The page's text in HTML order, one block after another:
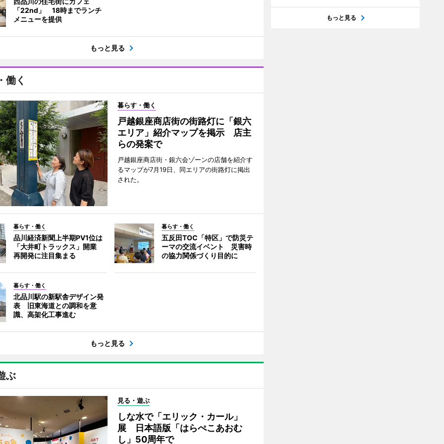
「22nd」 18時までランチ
メニューを提供
もっと見る
働く
暮らす・働く
戸越銀座商店街の街路灯に「銀六
エリア」紹介マップを掲示 店主
らの発案で
戸越銀座商店街・銀六会ゾーンの店舗を紹介す
るマップが7月19日、同エリアの街路灯に掲出
された。
暮らす・働く
品川経済新聞上半期PV1位は
「大井町トラックス」開業
再開発に注目集まる
暮らす・働く
五反田TOC「特区」で防災テ
ーマの交流イベント 災害時
の協力関係づくり目的に
暮らす・働く
北品川駅の新駅舎デザイン発
表 旧東海道との調和を意
識、高架化工事進む
もっと見る
ぶ
見る・遊ぶ
しな水で「エリック・カール」
展 日本語版「はらぺこあおむ
し」50周年で
もっと見る